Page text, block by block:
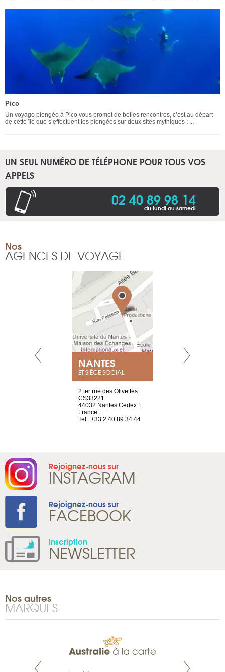
Pico
Un voyage plongée à Pico vous promet de belles rencontres, c’est au départ
de cette île que s’effectuent les plongées sur deux sites mythiques : ...
UN SEUL NUMÉRO DE TÉLÉPHONE POUR TOUS VOS
APPELS
02 40 89 98 14
du lundi au samedi
Nos
AGENCES DE VOYAGE
NANTES
ET SIÈGE SOCIAL
2 ter rue des Olivettes
CS33221
44032 Nantes Cedex 1
France
Tel : +33 2 40 89 34 44
Rejoignez-nous sur
INSTAGRAM
Rejoignez-nous sur
FACEBOOK
Inscription
NEWSLETTER
Nos autres
MARQUES